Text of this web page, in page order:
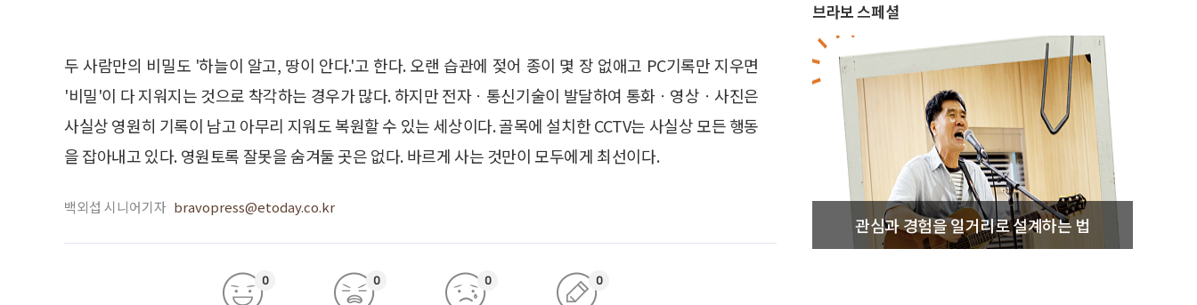
두 사람만의 비밀도 '하늘이 알고, 땅이 안다.'고 한다. 오랜 습관에 젖어 종이 몇 장 없애고 PC기록만 지우면
'비밀'이 다 지워지는 것으로 착각하는 경우가 많다. 하지만 전자ㆍ통신기술이 발달하여 통화ㆍ영상ㆍ사진은
사실상 영원히 기록이 남고 아무리 지워도 복원할 수 있는 세상이다. 골목에 설치한 CCTV는 사실상 모든 행동
을 잡아내고 있다. 영원토록 잘못을 숨겨둘 곳은 없다. 바르게 사는 것만이 모두에게 최선이다.
백외섭 시니어기자 bravopress@etoday.co.kr
0 0 0 0
브라보 스페셜
관심과 경험을 일거리로 설계하는 법